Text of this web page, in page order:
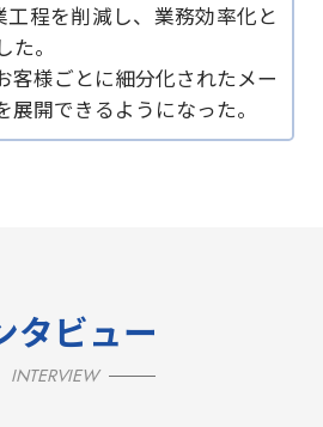
工程を削減し、業務効率化と
。
客様ごとに細分化されたメー
開できるようになった。
タビュー
INTERVIEW